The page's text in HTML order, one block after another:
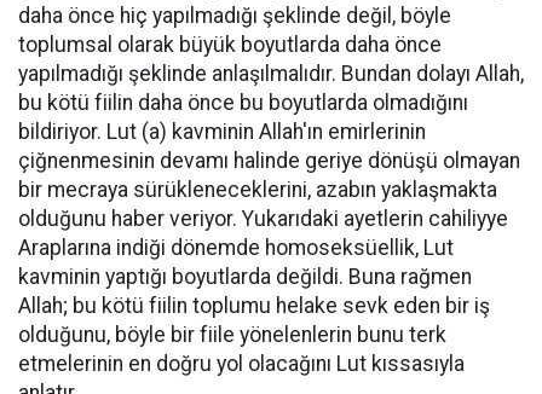
daha önce hiç yapılmadığı şeklinde değil, böyle
toplumsal olarak büyük boyutlarda daha önce
yapılmadığı şeklinde anlaşılmalıdır. Bundan dolayı Allah,
bu kötü fiilin daha önce bu boyutlarda olmadığını
bildiriyor. Lut (a) kavminin Allah'ın emirlerinin
çiğnenmesinin devamı halinde geriye dönüşü olmayan
bir mecraya sürükleneceklerini, azabın yaklaşmakta
olduğunu haber veriyor. Yukarıdaki ayetlerin cahiliyye
Araplarına indiği dönemde homoseksüellik, Lut
kavminin yaptığı boyutlarda değildi. Buna rağmen
Allah; bu kötü fiilin toplumu helake sevk eden bir iş
olduğunu, böyle bir fiile yönelenlerin bunu terk
etmelerinin en doğru yol olacağını Lut kıssasıyla